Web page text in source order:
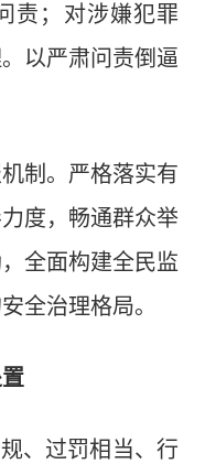
责；对涉嫌犯罪
以严肃问责倒逼
制。严格落实有
度，畅通群众举
全面构建全民监
全治理格局。
、过罚相当、行